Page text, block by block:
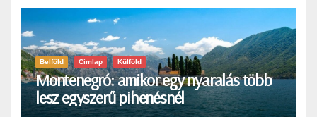
Belföld Címlap Külföld
Montenegró: amikor egy nyaralás több
lesz egyszerű pihenésnél